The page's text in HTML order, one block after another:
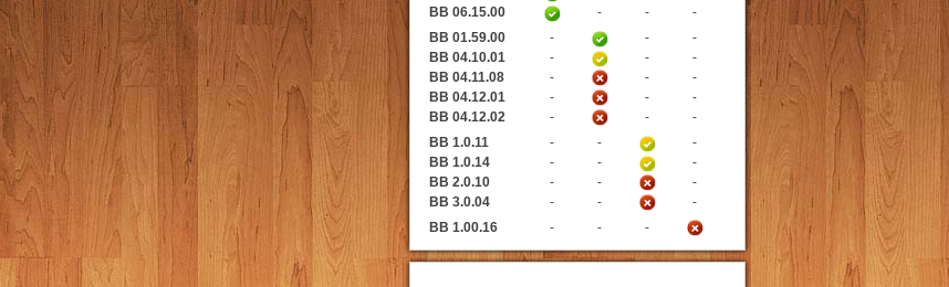
BB 06.15.00
- -
-
BB 01.59.00
- -
-
BB 04.10.01
- -
-
BB 04.11.08
- -
-
BB 04.12.01
- -
-
BB 04.12.02
- -
-
BB 1.0.11
- -
-
BB 1.0.14
- -
-
BB 2.0.10
- -
-
BB 3.0.04
- -
-
BB 1.00.16
- - -